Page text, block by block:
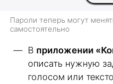
Пароли теперь могут
самостоятельно
В приложении
описать нужную
голосом или